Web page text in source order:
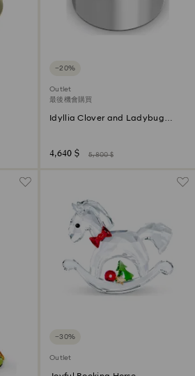
−20%
Outlet
最後機會購買
Idyllia Clover and Ladybug
4,640 $ 5,800 $
−30%
Outlet